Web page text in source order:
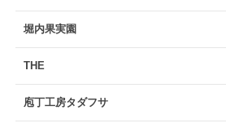
堀内果実園
THE
庖丁工房タダフサ